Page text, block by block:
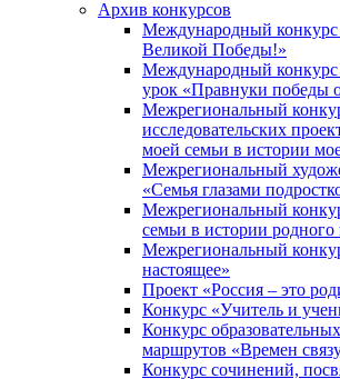
Архив конкурсов
Международный
Великой Победы!»
Международный
урок «Правнуки победы
Межрегиональный
исследовательских
моей семьи в истории
Межрегиональный
«Семья глазами
Межрегиональный
семьи в истории родного
Межрегиональный
настоящее»
Проект «Россия – это
Конкурс «Учитель и
Конкурс
маршрутов «Времен
Конкурс сочинений,